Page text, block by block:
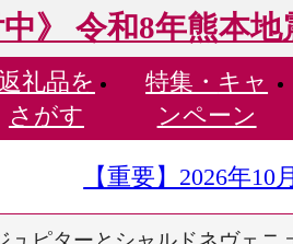
中》 令和8年熊本
礼品を
さがす
特集・ キャ
ンペーン
【重要】2026年